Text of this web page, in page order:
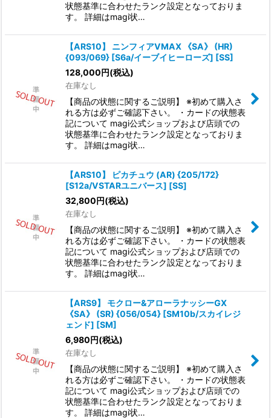
状態基準に合わせたランク設定となっておりま
す。 詳細はmagi状…
【ARS10】 ニンフィアVMAX 《SA》 (HR)
{093/069} [S6a/イーブイヒーローズ] [SS]
128,000円(税込)
在庫なし
【商品の状態に関するご説明】 ※初めて購入さ
れる方は必ずご確認下さい。 ・カードの状態表
記について magi公式ショップおよび店頭での
状態基準に合わせたランク設定となっておりま
す。 詳細はmagi状…
【ARS10】 ピカチュウ (AR) {205/172}
[S12a/VSTARユニバース] [SS]
32,800円(税込)
在庫なし
【商品の状態に関するご説明】 ※初めて購入さ
れる方は必ずご確認下さい。 ・カードの状態表
記について magi公式ショップおよび店頭での
状態基準に合わせたランク設定となっておりま
す。 詳細はmagi状…
【ARS9】 モクロー&アローラナッシーGX
《SA》 (SR) {056/054} [SM10b/スカイレジ
ェンド] [SM]
6,980円(税込)
在庫なし
【商品の状態に関するご説明】 ※初めて購入さ
れる方は必ずご確認下さい。 ・カードの状態表
記について magi公式ショップおよび店頭での
状態基準に合わせたランク設定となっておりま
す。 詳細はmagi状…